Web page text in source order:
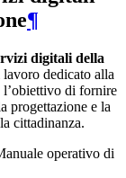
¶
digitali della
dedicato alla
di fornire
progettazione e la
cittadinanza.
operativo di